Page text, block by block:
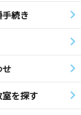
続き
せ
を探す